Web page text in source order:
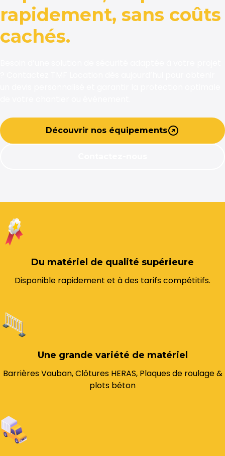
rapidement, sans coûts
cachés.
Découvrir nos équipements
Du matériel de qualité supérieure
Disponible rapidement et à des tarifs compétitifs.
Une grande variété de matériel
Barrières Vauban, Clôtures HERAS, Plaques de roulage &
plots béton